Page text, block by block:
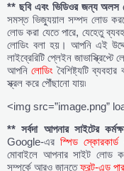
** ছবি এবং ভিডিওর জন্যঅলস
সমস্ত ভিজ্যুয়াল সম্পদ লোড
লোড করা যেতে পারে, যেহেতু
লোডিং বলা হয়। আপনি এই
লাইব্রেরিটি প্লেইন
আপনিলোডিং বৈশিষ্ট্যটি
স্ক্রল করে পৌঁছানো যায়৷
<img src=”image.png”
** সর্বদা আপনারসাইটের
Google-এরস্পিড স্কোরকার্ড
মোবাইলে আপনার সাইট লোড
সম্পর্কে আরও জানতেফ্রন্ট-এন্ড